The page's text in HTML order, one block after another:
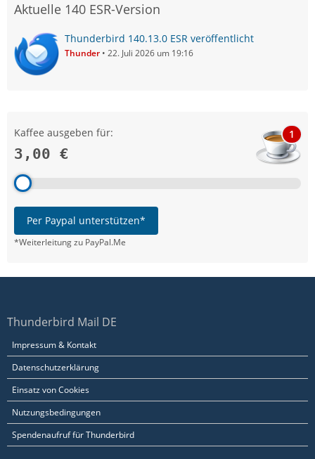
Aktuelle 140 ESR-Version
Thunderbird 140.13.0 ESR veröffentlicht
Thunder 22. Juli 2026 um 19:16
Kaffee ausgeben für:
3,00 €
1
Per Paypal unterstützen*
*Weiterleitung zu PayPal.Me
Thunderbird Mail DE
Impressum & Kontakt
Datenschutzerklärung
Einsatz von Cookies
Nutzungsbedingungen
Spendenaufruf für Thunderbird